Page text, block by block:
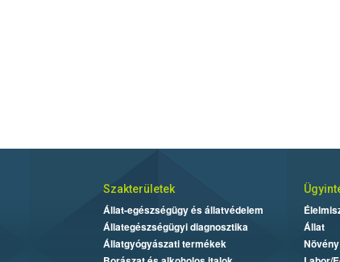
Szakterületek
Állat-egészségügy és állatvédelem
Állategészségügyi diagnosztika
Állatgyógyászati termékek
Állat
Növény